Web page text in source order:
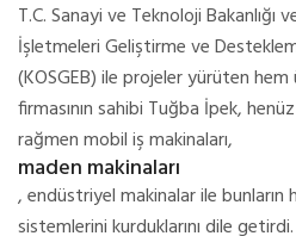
T.C. Sanayi ve Teknoloji Bakanlığı
İşletmeleri Geliştirme ve
(KOSGEB) ile projeler yürüten
firmasının sahibi Tuğba İpek,
rağmen mobil iş makinaları,
maden makinaları
, endüstriyel makinalar ile
sistemlerini kurduklarını dile